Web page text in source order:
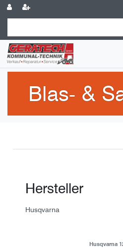
Blas- &
Hersteller
Husqvarna
Husqvarna